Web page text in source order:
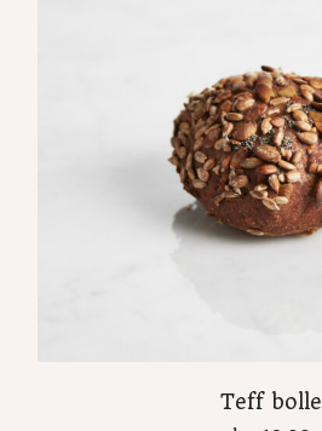
Teff bolle